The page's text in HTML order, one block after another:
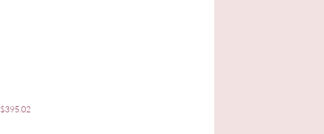
Precio de oferta
$395.02